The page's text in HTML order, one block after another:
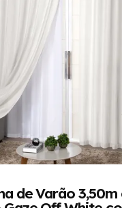
de Varão 3,50m